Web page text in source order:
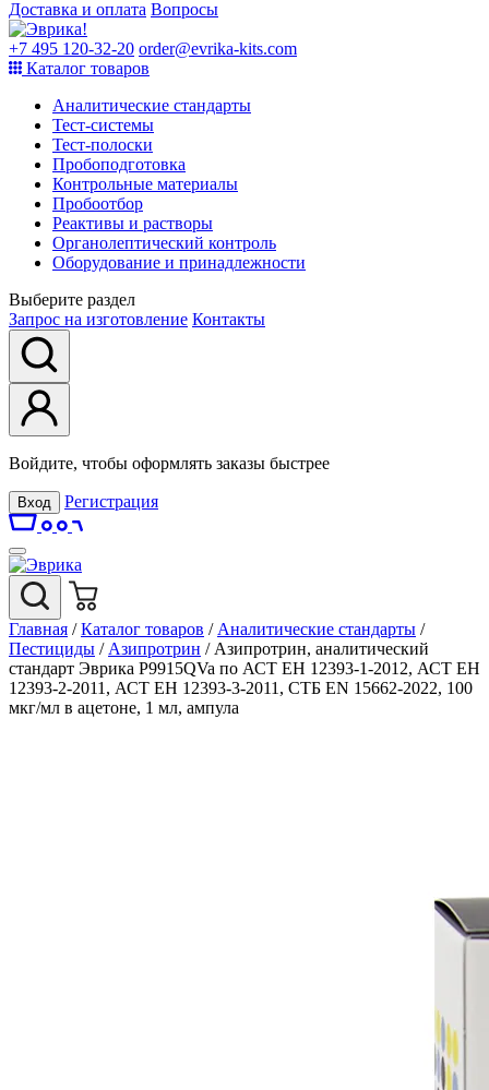
Доставка и оплата Вопросы
+7 495 120-32-20 order@evrika-kits.com
Каталог товаров
Аналитические стандарты
Тест-системы
Тест-полоски
Пробоподготовка
Контрольные материалы
Пробоотбор
Реактивы и растворы
Органолептический контроль
Оборудование и принадлежности
Выберите раздел
Запрос на изготовление Контакты
Войдите, чтобы оформлять заказы быстрее
Вход Регистрация
Главная / Каталог товаров / Аналитические стандарты /
Пестициды / Азипротрин / Азипротрин, аналитический
стандарт Эврика P9915QVa по АСТ ЕН 12393-1-2012, АСТ ЕН
12393-2-2011, АСТ ЕН 12393-3-2011, СТБ EN 15662-2022, 100
мкг/мл в ацетоне, 1 мл, ампула